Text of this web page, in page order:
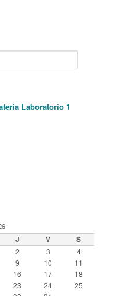
Laboratorio 1
J V S
2 3
4
9 10
11
16 17
18
23 24
25